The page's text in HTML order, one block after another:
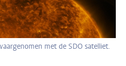
met de SDO satelliet.